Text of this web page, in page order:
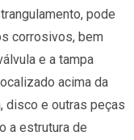
pode
corrosivos, bem
e a tampa
acima da
disco e outras peças
a estrutura de